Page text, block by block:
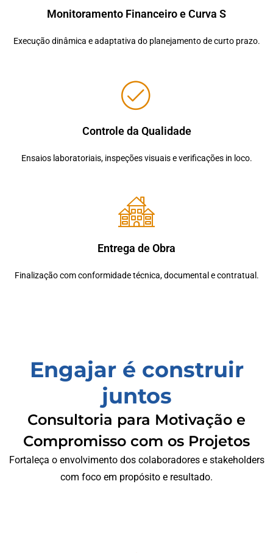
Monitoramento Financeiro e Curva S
Execução dinâmica e adaptativa do planejamento de curto prazo.
Controle da Qualidade
Ensaios laboratoriais, inspeções visuais e verificações in loco.
Entrega de Obra
Finalização com conformidade técnica, documental e contratual.
Engajar é construir
juntos
Consultoria para Motivação e
Compromisso com os Projetos
Fortaleça o envolvimento dos colaboradores e stakeholders
com foco em propósito e resultado.